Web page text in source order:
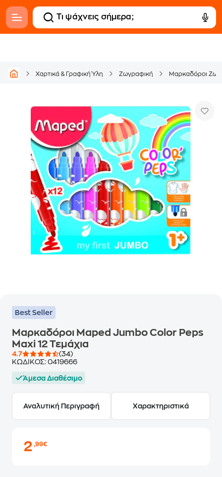
Χαρτικά & Γραφική Ύλη Ζωγραφική Μαρκαδόροι
Best Seller
Μαρκαδόροι Maped Jumbo Color Peps
Maxi 12 Τεμάχια
4.7
(34)
ΚΩΔΙΚΟΣ: 0419666
Άμεσα Διαθέσιμο
Αναλυτική Περιγραφή Χαρακτηριστικά
2,99€